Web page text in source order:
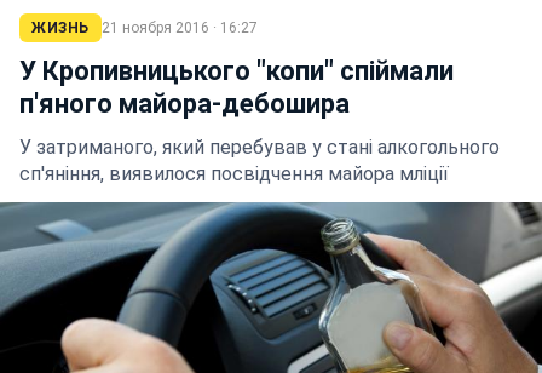
ЖИЗНЬ 21 ноября 2016 · 16:27
У Кропивницького "копи" спіймали
п'яного майора-дебошира
У затриманого, який перебував у стані алкогольного
сп'яніння, виявилося посвідчення майора мліції